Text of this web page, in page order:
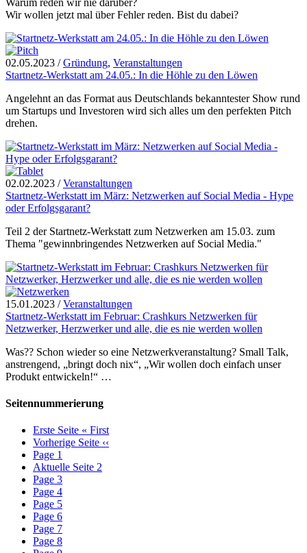
Wir wollen jetzt mal über Fehler reden. Bist du dabei?
02.05.2023 /Gründung, Veranstaltungen
Startnetz-Werkstatt am 24.05.: In die Höhle zu den Löwen
Angelehnt an das Format aus Deutschlands bekanntester Show rund
um Startups und Investoren wird sich alles um den perfekten Pitch
drehen.
02.02.2023 /Veranstaltungen
Startnetz-Werkstatt im März: Netzwerken auf Social Media - Hype
oder Erfolgsgarant?
Teil 2 der Startnetz-Werkstatt zum Netzwerken am 15.03. zum
Thema "gewinnbringendes Netzwerken auf Social Media."
15.01.2023 /Veranstaltungen
Startnetz-Werkstatt im Februar: Crashkurs Netzwerken für
Netzwerker, Herzwerker und alle, die es nie werden wollen
Was?? Schon wieder so eine Netzwerkveranstaltung? Small Talk,
anstrengend, „bringt doch nix“, „Wir wollen doch einfach unser
Produkt entwickeln!“ …
Seitennummerierung
Erste Seite « First
Vorherige Seite ‹‹
Page 1
Aktuelle Seite 2
Page 3
Page 4
Page 5
Page 6
Page 7
Page 8